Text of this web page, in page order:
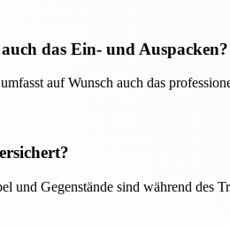
das Ein- und Auspacken?
auf Wunsch auch das
und Gegenstände sind während des